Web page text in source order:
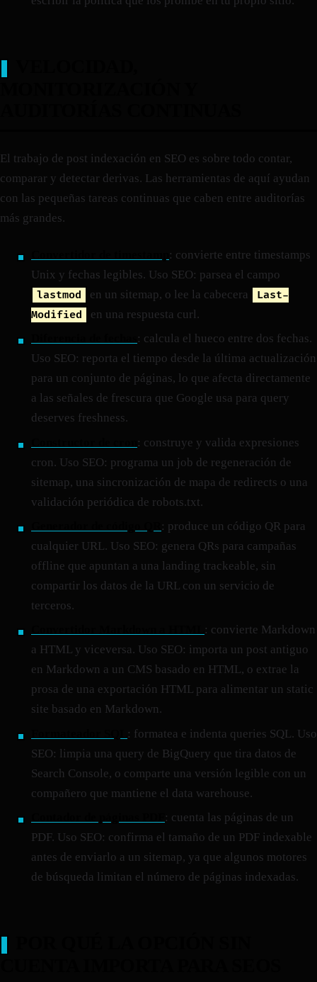
El trabajo de post indexación en SEO es sobre todo contar,
comparar y detectar derivas. Las herramientas de aquí ayudan
con las pequeñas tareas continuas que caben entre auditorías
más grandes.
: convierte entre timestamps
Unix y fechas legibles. Uso SEO: parsea el campo
lastmod
en un sitemap, o lee la cabecera
Last-
Modified
en una respuesta curl.
: calcula el hueco entre dos fechas.
Uso SEO: reporta el tiempo desde la última actualización
para un conjunto de páginas, lo que afecta directamente
a las señales de frescura que Google usa para query
deserves freshness.
: construye y valida expresiones
cron. Uso SEO: programa un job de regeneración de
sitemap, una sincronización de mapa de redirects o una
validación periódica de robots.txt.
: produce un código QR para
cualquier URL. Uso SEO: genera QRs para campañas
offline que apuntan a una landing trackeable, sin
compartir los datos de la URL con un servicio de
terceros.
: convierte Markdown
a HTML y viceversa. Uso SEO: importa un post antiguo
en Markdown a un CMS basado en HTML, o extrae la
prosa de una exportación HTML para alimentar un static
site basado en Markdown.
: formatea e indenta queries SQL. Uso
SEO: limpia una query de BigQuery que tira datos de
Search Console, o comparte una versión legible con un
compañero que mantiene el data warehouse.
: cuenta las páginas de un
PDF. Uso SEO: confirma el tamaño de un PDF indexable
antes de enviarlo a un sitemap, ya que algunos motores
de búsqueda limitan el número de páginas indexadas.